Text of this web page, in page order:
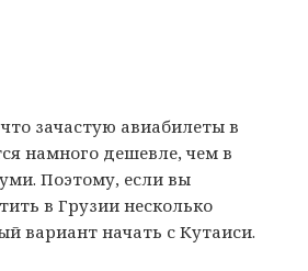
зачастую авиабилеты в
намного дешевле, чем в
Поэтому, если вы
в Грузии несколько
вариант начать с Кутаиси.